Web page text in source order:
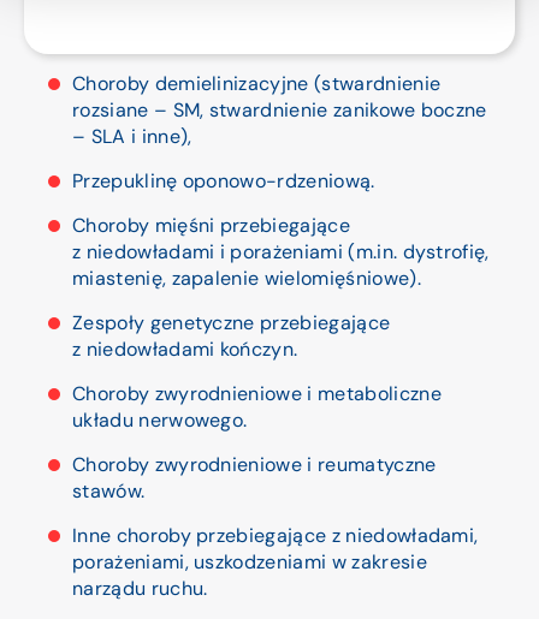
Choroby demielinizacyjne (stwardnienie
rozsiane – SM, stwardnienie zanikowe boczne
– SLA i inne),
Przepuklinę oponowo-rdzeniową.
Choroby mięśni przebiegające
z niedowładami i porażeniami (m.in. dystrofię,
miastenię, zapalenie wielomięśniowe).
Zespoły genetyczne przebiegające
z niedowładami kończyn.
Choroby zwyrodnieniowe i metaboliczne
układu nerwowego.
Choroby zwyrodnieniowe i reumatyczne
stawów.
Inne choroby przebiegające z niedowładami,
porażeniami, uszkodzeniami w zakresie
narządu ruchu.